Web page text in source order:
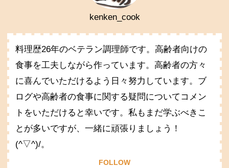
kenken_cook
料理歴26年のベテラン調理師です。高齢者向けの
食事を工夫しながら作っています。高齢者の方々
に喜んでいただけるよう日々努力しています。ブ
ログや高齢者の食事に関する疑問についてコメン
トをいただけると幸いです。私もまだ学ぶべきこ
とが多いですが、一緒に頑張りましょう！
(^▽^)/。
FOLLOW